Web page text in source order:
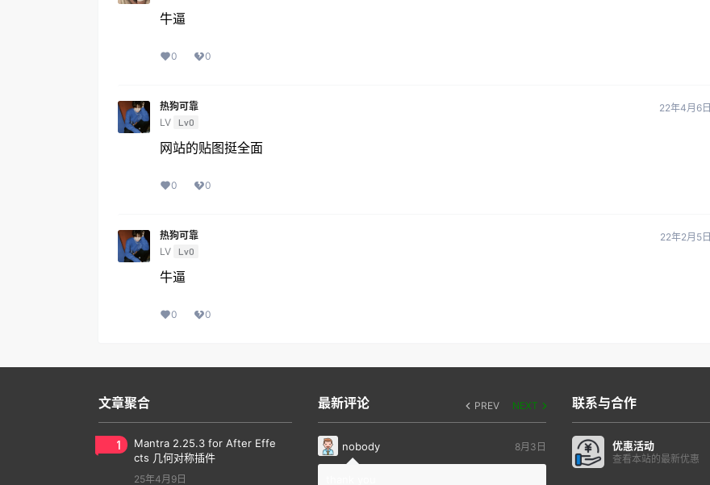
牛逼
0 0
热狗可靠
LV Lv0
22年4月6日
网站的贴图挺全面
0 0
热狗可靠
LV Lv0
22年2月5日
牛逼
0 0
文章聚合
1
Mantra 2.25.3 for After Effe
cts 几何对称插件
25年4月9日
最新评论 PREV NEXT
nobody 8月3日
联系与合作
优惠活动
查看本站的最新优惠